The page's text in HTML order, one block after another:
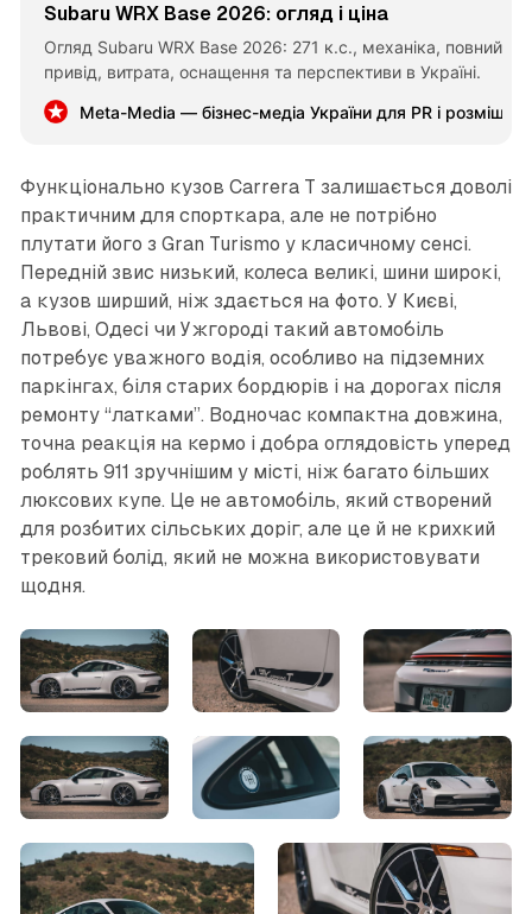
Subaru WRX Base 2026: огляд і ціна
Огляд Subaru WRX Base 2026: 271 к.с., механіка, повний
привід, витрата, оснащення та перспективи в Україні.
Meta-Media — бізнес-медіа України для PR і
Функціонально кузов Carrera T залишається доволі
практичним для спорткара, але не потрібно
плутати його з Gran Turismo у класичному сенсі.
Передній звис низький, колеса великі, шини широкі,
а кузов ширший, ніж здається на фото. У Києві,
Львові, Одесі чи Ужгороді такий автомобіль
потребує уважного водія, особливо на підземних
паркінгах, біля старих бордюрів і на дорогах після
ремонту “латками”. Водночас компактна довжина,
точна реакція на кермо і добра оглядовість уперед
роблять 911 зручнішим у місті, ніж багато більших
люксових купе. Це не автомобіль, який створений
для розбитих сільських доріг, але це й не крихкий
трековий болід, який не можна використовувати
щодня.